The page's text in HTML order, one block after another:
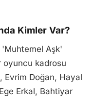
Kimler Var?
'Muhtemel Aşk'
oyuncu kadrosu
Evrim Doğan, Hayal
Erkal, Bahtiyar